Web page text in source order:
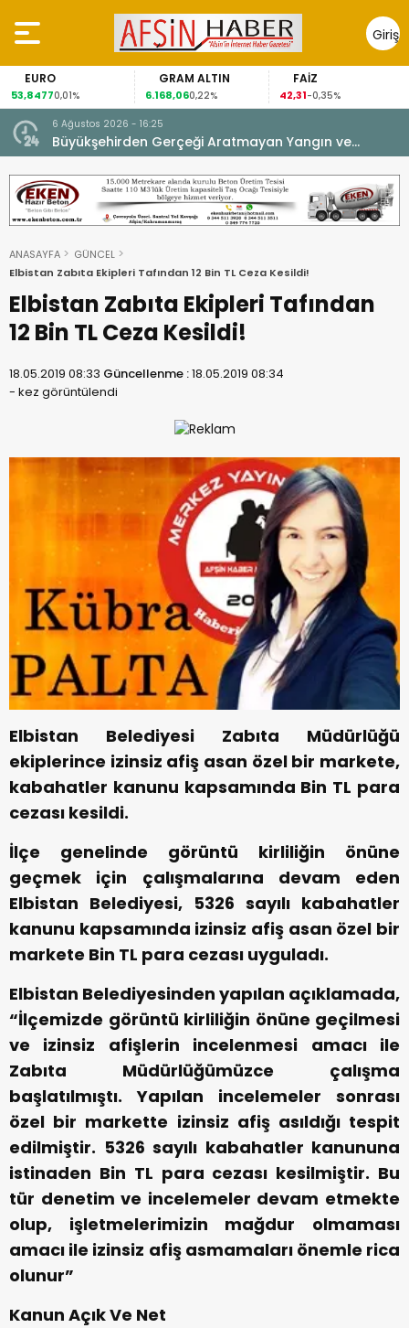
Giriş
Yap
EURO
53,84770,01%
GRAM ALTIN
6.168,060,22%
FAİZ
42,31-0,35%
6 Ağustos 2026 - 16:25
Büyükşehirden Gerçeği Aratmayan Yangın ve
Kurtarma Tatbikatı.
ANASAYFA
GÜNCEL
Elbistan Zabıta Ekipleri Tafından 12 Bin TL Ceza Kesildi!
Elbistan Zabıta Ekipleri Tafından
12 Bin TL Ceza Kesildi!
18.05.2019 08:33 Güncellenme :18.05.2019 08:34
- kez görüntülendi
Elbistan Belediyesi Zabıta Müdürlüğü
ekiplerince izinsiz afiş asan özel bir markete,
kabahatler kanunu kapsamında Bin TL para
cezası kesildi.
İlçe genelinde görüntü kirliliğin önüne
geçmek için çalışmalarına devam eden
Elbistan Belediyesi, 5326 sayılı kabahatler
kanunu kapsamında izinsiz afiş asan özel bir
markete Bin TL para cezası uyguladı.
Elbistan Belediyesinden yapılan açıklamada,
“İlçemizde görüntü kirliliğin önüne geçilmesi
ve izinsiz afişlerin incelenmesi amacı ile
Zabıta Müdürlüğümüzce çalışma
başlatılmıştı. Yapılan incelemeler sonrası
özel bir markette izinsiz afiş asıldığı tespit
edilmiştir. 5326 sayılı kabahatler kanununa
istinaden Bin TL para cezası kesilmiştir. Bu
tür denetim ve incelemeler devam etmekte
olup, işletmelerimizin mağdur olmaması
amacı ile izinsiz afiş asmamaları önemle rica
olunur”
Kanun Açık Ve Net